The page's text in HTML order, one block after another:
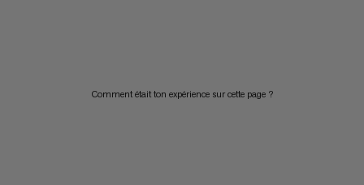
Comment était ton expérience sur cette page ?